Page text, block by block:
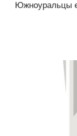
Южноуральцы